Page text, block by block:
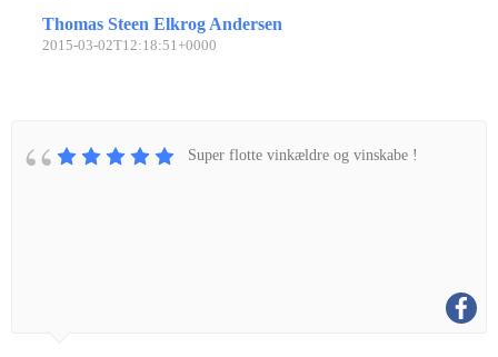
Thomas Steen Elkrog Andersen
2015-03-02T12:18:51+0000
Super flotte vinkældre og vinskabe !